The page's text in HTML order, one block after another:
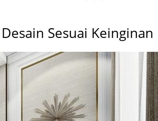
Sesuai Keinginan